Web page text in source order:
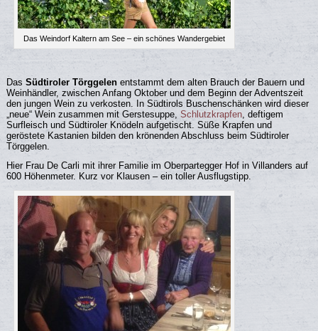
Das Weindorf Kaltern am See – ein schönes Wandergebiet
DasSüdtiroler Törggelen entstammt dem alten Brauch der Bauern und
Weinhändler, zwischen Anfang Oktober und dem Beginn der Adventszeit
den jungen Wein zu verkosten. In Südtirols Buschenschänken wird dieser
„neue“ Wein zusammen mit Gerstesuppe,Schlutzkrapfen, deftigem
Surfleisch und Südtiroler Knödeln aufgetischt. Süße Krapfen und
geröstete Kastanien bilden den krönenden Abschluss beim Südtiroler
Törggelen.
Hier Frau De Carli mit ihrer Familie im Oberpartegger Hof in Villanders auf
600 Höhenmeter. Kurz vor Klausen – ein toller Ausflugstipp.